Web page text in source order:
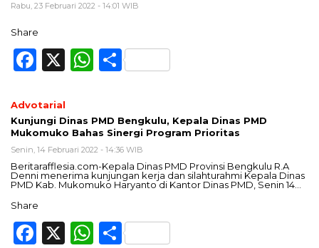
Rabu, 23 Februari 2022 - 14:01 WIB
Share
Facebook
X WhatsApp
Share
Advotarial
Kunjungi Dinas PMD Bengkulu, Kepala Dinas PMD
Mukomuko Bahas Sinergi Program Prioritas
Senin, 14 Februari 2022 - 14:36 WIB
Beritarafflesia.com-Kepala Dinas PMD Provinsi Bengkulu R.A
Denni menerima kunjungan kerja dan silahturahmi Kepala Dinas
PMD Kab. Mukomuko Haryanto di Kantor Dinas PMD, Senin 14…
Share
Facebook
X WhatsApp
Share